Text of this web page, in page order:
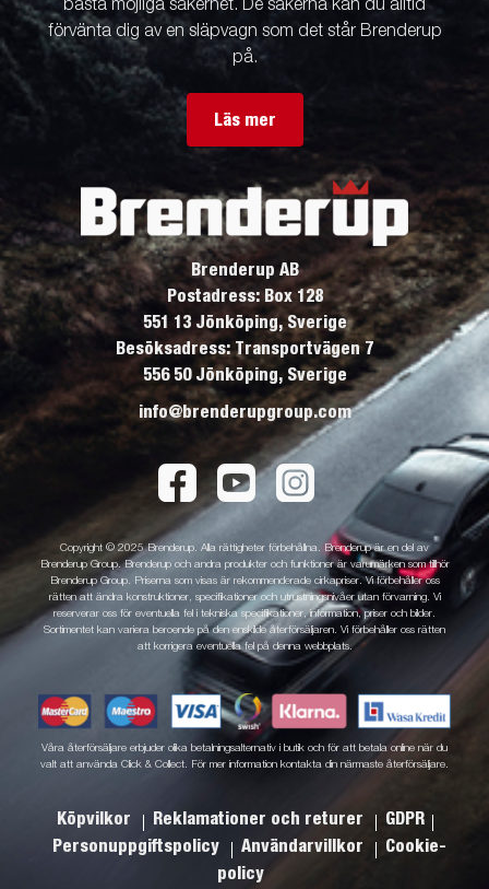
bästa möjliga säkerhet. De sakerna kan du alltid
förvänta dig av en släpvagn som det står Brenderup
på.
Läs mer
Brenderup AB
Postadress: Box 128
551 13 Jönköping, Sverige
Besöksadress: Transportvägen 7
556 50 Jönköping, Sverige
info@brenderupgroup.com
Copyright © 2025 Brenderup. Alla rättigheter förbehållna. Brenderup är en del av
Brenderup Group. Brenderup och andra produkter och funktioner är varumärken som tillhör
Brenderup Group. Priserna som visas är rekommenderade cirkapriser. Vi förbehåller oss
rätten att ändra konstruktioner, specifikationer och utrustningsnivåer utan förvarning. Vi
reserverar oss för eventuella fel i tekniska specifikationer, information, priser och bilder.
Sortimentet kan variera beroende på den enskilde återförsäljaren. Vi förbehåller oss rätten
att korrigera eventuella fel på denna webbplats.
Våra återförsäljare erbjuder olika betalningsalternativ i butik och för att betala online när du
valt att använda Click & Collect. För mer information kontakta din närmaste återförsäljare.
Köpvilkor Reklamationer och returer
GDPR
Personuppgiftspolicy
Användarvillkor
Cookie-
policy